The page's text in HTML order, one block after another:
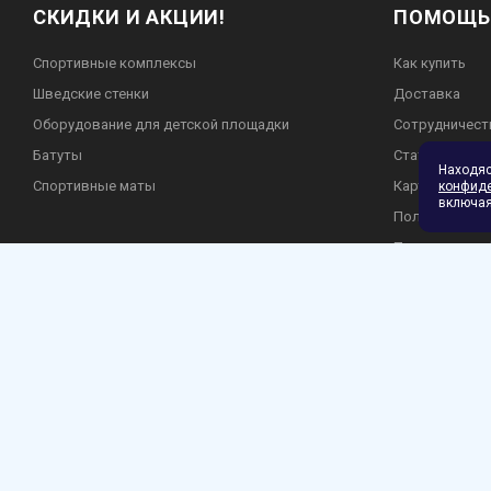
СКИДКИ И АКЦИИ!
Спортивные комплексы
Шведские стенки
Оборудование для детской площадки
Батуты
Спортивные маты
ПОМОЩЬ
Как купить
Доставка
Статьи
Карта сайта
Политика